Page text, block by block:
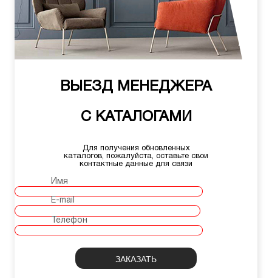
ВЫЕЗД МЕНЕДЖЕРА
С КАТАЛОГАМИ
Для получения обновленных
каталогов, пожалуйста, оставьте свои
контактные данные для связи
Имя
E-mail
Телефон